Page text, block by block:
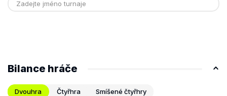
Bilance hráče
Dvouhra Čtyřhra Smíšené čtyřhry